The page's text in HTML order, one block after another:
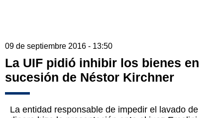
09 de septiembre 2016 - 13:50
La UIF pidió inhibir los bienes en
sucesión de Néstor Kirchner
La entidad responsable de impedir el lavado de